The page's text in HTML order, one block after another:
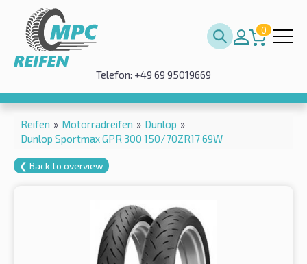
0
Telefon: +49 69 95019669
Reifen » Motorradreifen » Dunlop »
Dunlop Sportmax GPR 300 150/70ZR17 69W
❮ Back to overview